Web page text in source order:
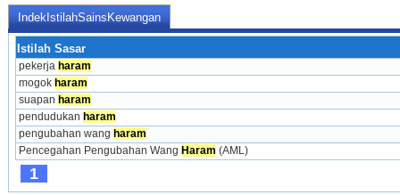
IndekIstilahSainsKewangan
Istilah Sasar
pekerja haram
mogok haram
suapan haram
pendudukan haram
pengubahan wang haram
Pencegahan Pengubahan Wang Haram (AML)
1